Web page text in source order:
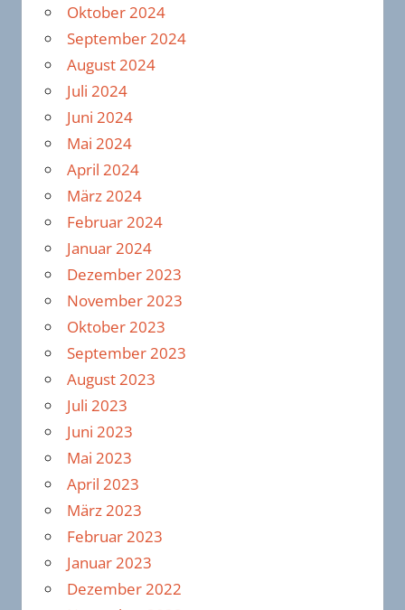
Oktober 2024
September 2024
August 2024
Juli 2024
Juni 2024
Mai 2024
April 2024
März 2024
Februar 2024
Januar 2024
Dezember 2023
November 2023
Oktober 2023
September 2023
August 2023
Juli 2023
Juni 2023
Mai 2023
April 2023
März 2023
Februar 2023
Januar 2023
Dezember 2022